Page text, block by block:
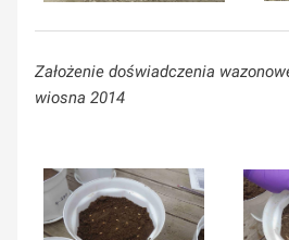
Założenie doświadczenia
wiosna 2014